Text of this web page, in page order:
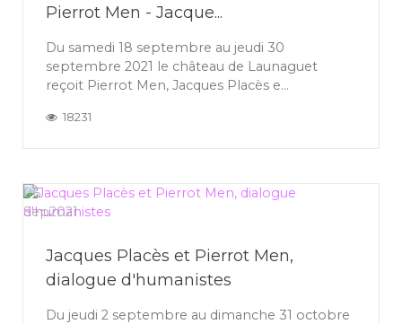
Pierrot Men - Jacque...
Du samedi 18 septembre au jeudi 30
septembre 2021 le château de Launaguet
reçoit Pierrot Men, Jacques Placès e...
18231
06
Sep2021
Jacques Placès et Pierrot Men,
dialogue d'humanistes
Du jeudi 2 septembre au dimanche 31 octobre